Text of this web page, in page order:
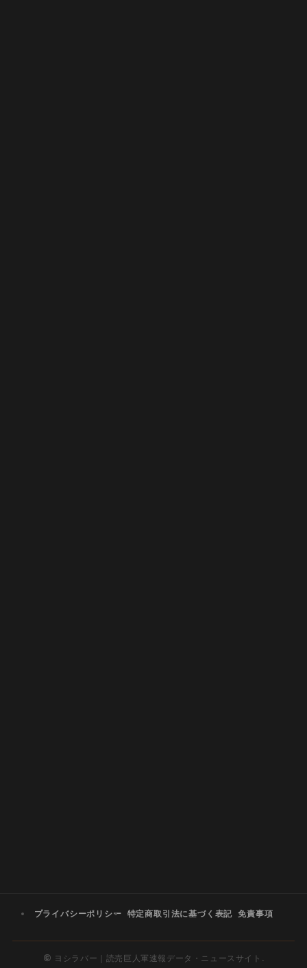
プライバシーポリシー 特定商取引法に基づく表記 免責事項
© ヨシラバー｜読売巨人軍速報データ・ニュースサイト.